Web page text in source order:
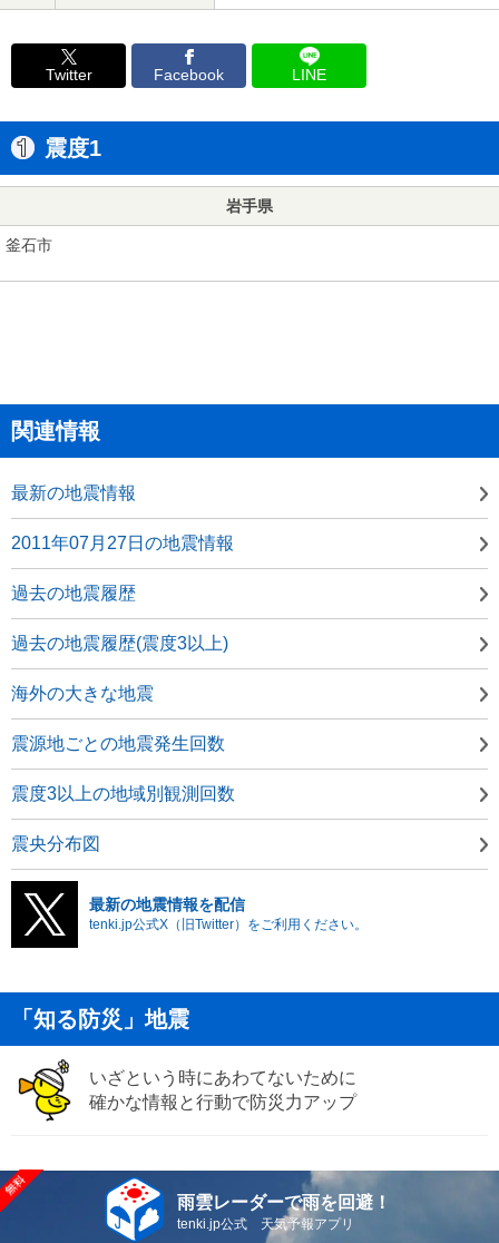
Twitter Facebook LINE
震度1
岩手県
釜石市
関連情報
最新の地震情報
2011年07月27日の地震情報
過去の地震履歴
過去の地震履歴(震度3以上)
海外の大きな地震
震源地ごとの地震発生回数
震度3以上の地域別観測回数
震央分布図
最新の地震情報を配信
tenki.jp公式X（旧Twitter）をご利用ください。
「知る防災」地震
いざという時にあわてないために
確かな情報と行動で防災力アップ
雨雲レーダーで雨を回避！
tenki.jp公式 天気予報アプリ